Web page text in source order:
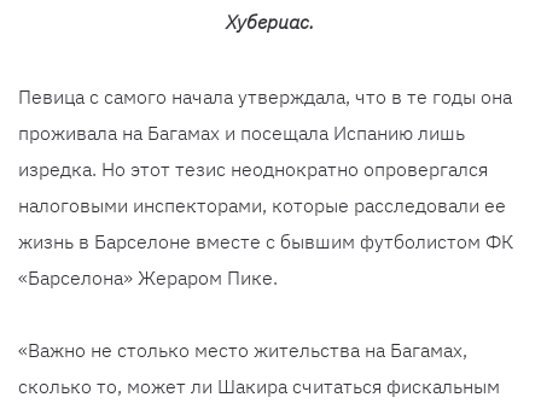
Хубериас.
Певица с самого начала утверждала, что в те годы она
проживала на Багамах и посещала Испанию лишь
изредка. Но этот тезис неоднократно опровергался
налоговыми инспекторами, которые расследовали ее
жизнь в Барселоне вместе с бывшим футболистом ФК
«Барселона» Жераром Пике.
«Важно не столько место жительства на Багамах,
сколько то, может ли Шакира считаться фискальным